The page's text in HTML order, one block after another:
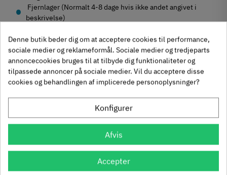
Fjernlager (Normalt 4-8 dage hvis ikke andet angivet i
beskrivelse)
Produktegenskaber
MærkerHaefele
Reference927.91.554
Anmeldelser (0)
Andre købte også
Denne butik beder dig om at acceptere cookies til performance,
sociale medier og reklameformål. Sociale medier og tredjeparts
annoncecookies bruges til at tilbyde dig funktionaliteter og
tilpassede annoncer på sociale medier. Vil du acceptere disse
cookies og behandlingen af implicerede personoplysninger?
Konfigurer
Afvis
Accepter